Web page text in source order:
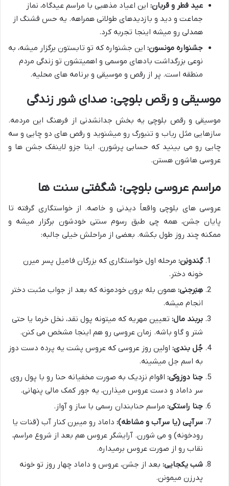
عید فطر و قربان: این اعیاد مذهبی با مراسم عیدگاه، نماز
جماعت و دید و بازدیدهای طولانی همراهه. یه حس قشنگ از
همدلی رو میشه اینجا تجربه کرد.
جشنواره مونسون: این جشنواره که تو تابستون برگزار میشه، به
نوعی بزرگداشت بادهای موسمی و اهمیتشون تو زندگی مردم
منطقه است. پر از رقص و موسیقی و برنامه های محلیه.
موسیقی و رقص بلوچی: صدای شور زندگی
موسیقی و رقص بلوچی یه بخش جدانشدنی از فرهنگ این مردمه.
سازهایی مثل رباب و تنبورگ رو میشنوید و رقص های دو چایی و سه
چایی رو می بینید که حسابی پرشورن. اینا جزو لاینفک جشن ها و
عروسی هاشون هستن.
مراسم عروسی بلوچی: شگفتی سنت ها
عروسی های بلوچی واقعاً دیدنی و خاصه. از خواستگاری گرفته تا
پایان جشن، همه چی طبق رسوم سنتی خودشون برگزار میشه و
ممکنه چند روز طول بکشه. بعضی از مراحلش خیلی جالبه:
گِندونِن: مرحله اول خواستگاری که بزرگان فامیل پسر میرن
خونه دختر.
هِبَرجنی: همون بله برون خودمونه که بعد از جواب مثبت دختر
انجام میشه.
بربند مال: تعیین مهریه که میتونه پول نقد، نخل خرما یا حتی
شتر و گاو باشه. زمان عروسی رو هم اینجا مشخص می کنن.
جُل بندی: اولین روز عروسی که عروس پشت یه پرده دست دوز
به اسم جل میشینه.
حِنا دوزوکی: اقوام نزدیک به صورت مخفیانه حنا رو با پول روی
سر داماد و دست عروس میذارن، یه جور کمک مالی پنهانی.
حِنا راستکی: مراسم حنابندان رسمی با ساز و آواز.
سرآپی (یا سرآب و مشاطه): داماد رو میبرن کنار آب (قنات یا
رودخونه) و می شورن. آرایشگر عروس هم بعد از شروع مراسم،
نقاب رو از صورت عروس برمیداره.
شب یکجایی: بعد از جشن، عروس و داماد چهار روز تو خونه
پدرزن میمونن.